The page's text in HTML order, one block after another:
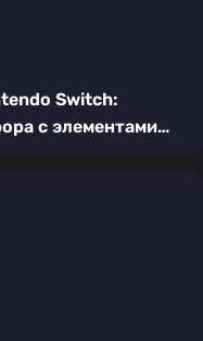
Switch:
с элементами